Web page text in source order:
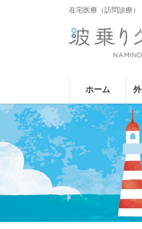
動
に
在宅医療（訪問診療）
ホーム